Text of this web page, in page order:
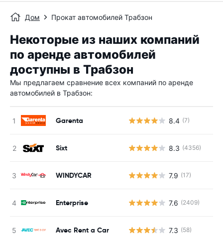
Дом Прокат автомобилей Трабзон
Некоторые из наших компаний
по аренде автомобилей
доступны в Трабзон
Мы предлагаем сравнение всех компаний по аренде
автомобилей в Трабзон:
Garenta 8.4 (7)
Sixt 8.3 (4356)
WINDYCAR 7.9 (17)
Enterprise 7.6 (2409)
Avec Rent a Car 7.3 (58)